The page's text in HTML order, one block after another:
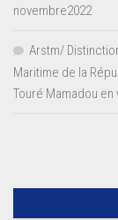
novembre2022
Arstm/
Maritime de la
Touré Mamadou en